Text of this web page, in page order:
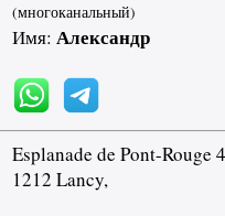
(многоканальный)
Имя: Александр
Esplanade de Pont-Rouge
1212 Lancy,